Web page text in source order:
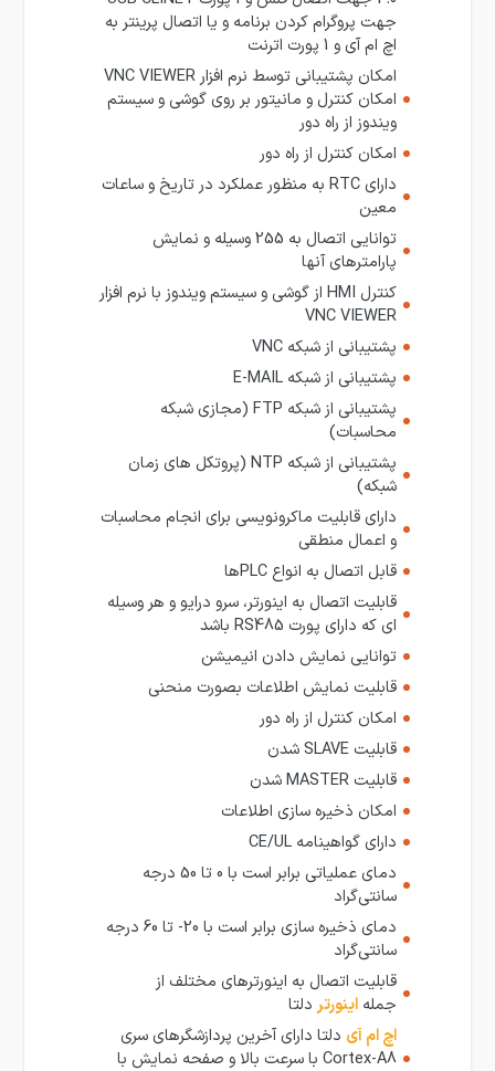
جهت پروگرام کردن برنامه و یا اتصال پرینتر به
اچ ام آی و 1 پورت اترنت
امکان پشتیبانی توسط نرم افزار VNC VIEWER
امکان کنترل و مانیتور بر روی گوشی و سیستم
ویندوز از راه دور
امکان کنترل از راه دور
دارای RTC به منظور عملکرد در تاریخ و ساعات
معین
توانایی اتصال به 255 وسیله و نمایش
پارامترهای آنها
کنترل HMI از گوشی و سیستم ویندوز با نرم افزار
VNC VIEWER
پشتیبانی از شبکه VNC
پشتیبانی از شبکه E-MAIL
پشتیبانی از شبکه FTP (مجازی شبکه
محاسبات)
پشتیبانی از شبکه NTP (پروتکل های زمان
شبکه)
دارای قابلیت ماکرونویسی برای انجام محاسبات
و اعمال منطقی
قابل اتصال به انواع PLCها
قابلیت اتصال به اینورتر، سرو درایو و هر وسیله
ای که دارای پورت RS485 باشد
توانایی نمایش دادن انیمیشن
قابلیت نمایش اطلاعات بصورت منحنی
امکان کنترل از راه دور
قابلیت SLAVE شدن
قابلیت MASTER شدن
امکان ذخیره سازی اطلاعات
دارای گواهینامه CE/UL
دمای عملیاتی برابر است با 0 تا 50 درجه
سانتی‌گراد
دمای ذخیره سازی برابر است با 20- تا 60 درجه
سانتی‌گراد
قابلیت اتصال به اینورترهای مختلف از
جملهاینورتر دلتا
اچ ام آی دلتا دارای آخرین پردازشگرهای سری
Cortex-A8 با سرعت بالا و صفحه نمایش با